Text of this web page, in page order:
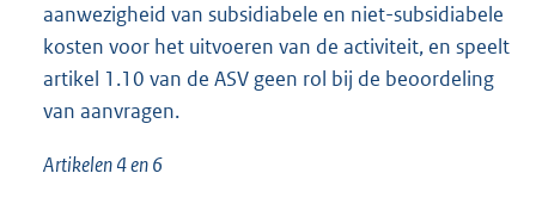
aanwezigheid van subsidiabele en niet-subsidiabele
kosten voor het uitvoeren van de activiteit, en speelt
artikel 1.10 van de ASV geen rol bij de beoordeling
van aanvragen.
Artikelen 4 en 6